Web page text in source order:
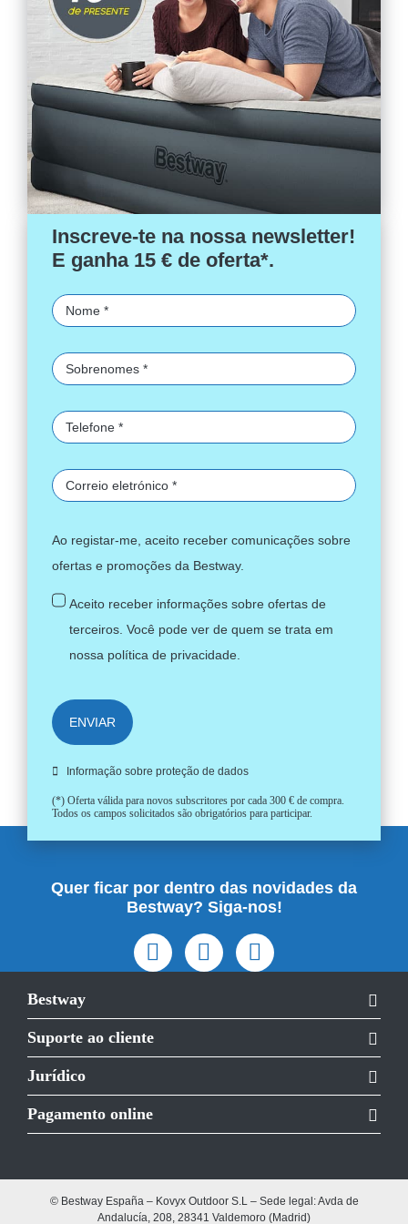
Inscreve-te na nossa newsletter!
E ganha 15 € de oferta*.
Ao registar-me, aceito receber comunicações sobre
ofertas e promoções da Bestway.
Aceito receber informações sobre ofertas de
terceiros. Você pode ver de quem se trata em
nossa política de privacidade.
ENVIAR
Informação sobre proteção de dados
(*) Oferta válida para novos subscritores por cada 300 € de compra.
Todos os campos solicitados são obrigatórios para participar.
Quer ficar por dentro das novidades da
Bestway? Siga-nos!
Bestway
Suporte ao cliente
Jurídico
Pagamento online
© Bestway España – Kovyx Outdoor S.L – Sede legal: Avda de
Andalucía, 208, 28341 Valdemoro (Madrid)